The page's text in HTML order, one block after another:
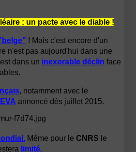
: un pacte avec le diable !
! Mais c'est encore d'un
n'est pas aujourd'hui dans une
dans un inexorable déclin face
, notamment avec le
annoncé dés juillet 2015.
Même pour le CNRS le
limité.